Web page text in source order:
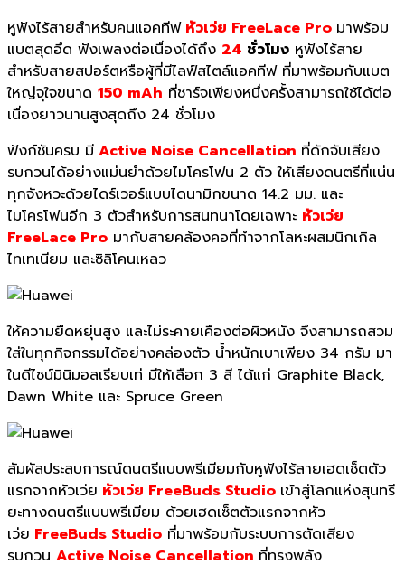
หูฟังไร้สายสำหรับคนแอคทีฟหัวเว่ย FreeLace Pro มาพร้อม
แบตสุดอึด ฟังเพลงต่อเนื่องได้ถึง 24 ชั่วโมง หูฟังไร้สาย
สำหรับสายสปอร์ตหรือผู้ที่มีไลฟ์สไตล์แอคทีฟ ที่มาพร้อมกับแบต
ใหญ่จุใจขนาด 150 mAh ที่ชาร์จเพียงหนึ่งครั้งสามารถใช้ได้ต่อ
เนื่องยาวนานสูงสุดถึง 24 ชั่วโมง
ฟังก์ชันครบ มี Active Noise Cancellation ที่ดักจับเสียง
รบกวนได้อย่างแม่นยำด้วยไมโครโฟน 2 ตัว ให้เสียงดนตรีที่แน่น
ทุกจังหวะด้วยไดร์เวอร์แบบไดนามิกขนาด 14.2 มม. และ
ไมโครโฟนอีก 3 ตัวสำหรับการสนทนาโดยเฉพาะ หัวเว่ย
FreeLace Pro มากับสายคล้องคอที่ทำจากโลหะผสมนิกเกิล
ไทเทเนียม และซิลิโคนเหลว
ให้ความยืดหยุ่นสูง และไม่ระคายเคืองต่อผิวหนัง จึงสามารถสวม
ใส่ในทุกกิจกรรมได้อย่างคล่องตัว น้ำหนักเบาเพียง 34 กรัม มา
ในดีไซน์มินิมอลเรียบเท่ มีให้เลือก 3 สี ได้แก่ Graphite Black,
Dawn White และ Spruce Green
สัมผัสประสบการณ์ดนตรีแบบพรีเมียมกับหูฟังไร้สายเฮดเซ็ตตัว
แรกจากหัวเว่ย หัวเว่ย FreeBuds Studio เข้าสู่โลกแห่งสุนทรี
ยะทางดนตรีแบบพรีเมียม ด้วยเฮดเซ็ตตัวแรกจากหัว
เว่ย FreeBuds Studio ที่มาพร้อมกับระบบการตัดเสียง
รบกวน Active Noise Cancellation ที่ทรงพลัง